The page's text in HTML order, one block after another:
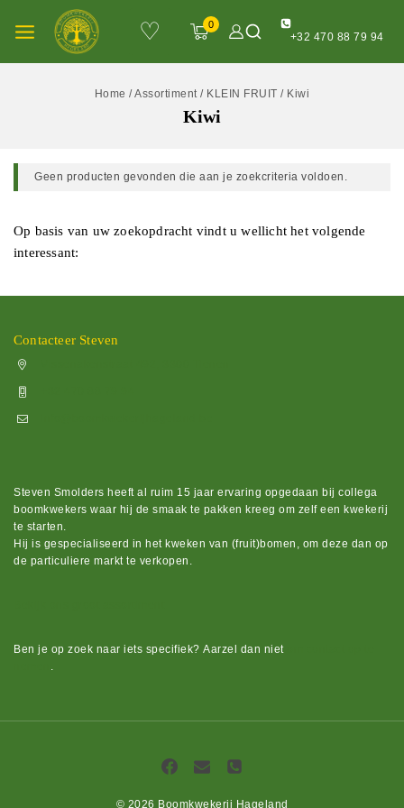
♡ 0
+32 470 88 79 94
Home /Assortiment / KLEIN FRUIT / Kiwi
Kiwi
Geen producten gevonden die aan je zoekcriteria voldoen.
Op basis van uw zoekopdracht vindt u wellicht het volgende
interessant:
Contacteer Steven
Steven Smolders heeft al ruim 15 jaar ervaring opgedaan bij collega
boomkwekers waar hij de smaak te pakken kreeg om zelf een kwekerij
te starten.
Hij is gespecialiseerd in het kweken van (fruit)bomen, om deze dan op
de particuliere markt te verkopen.
Ben je op zoek naar iets specifiek? Aarzel dan niet
.
© 2026 Boomkwekerij Hageland